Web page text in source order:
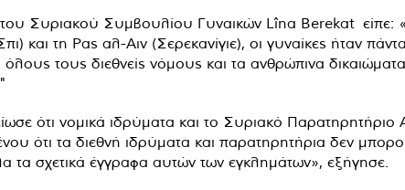
Συριακού Συμβουλίου Γυναικών Lîna Berekat είπε:
και τη Ρας αλ-Αιν (Σερεκανίγιε), οι γυναίκες ήταν
τους διεθνείς νόμους και τα ανθρώπινα
ότι νομικά ιδρύματα και το Συριακό
ότι τα διεθνή ιδρύματα και παρατηρητήρια δεν
τα σχετικά έγγραφα αυτών των εγκλημάτων», εξήγησε.